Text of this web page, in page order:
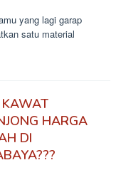
yang lagi garap
satu material
KAWAT
HARGA
DI